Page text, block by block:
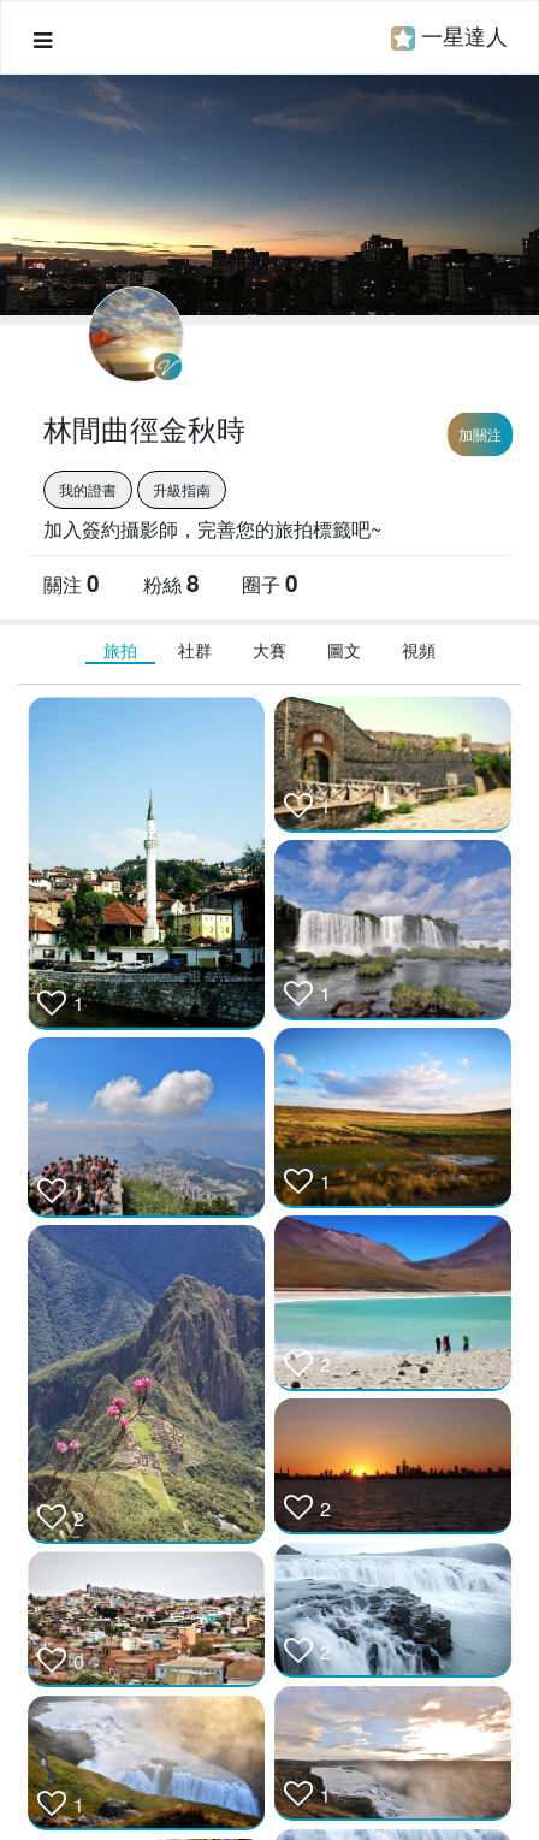
一星達人
林間曲徑金秋時 加關注
我的證書 升級指南
加入簽約攝影師，完善您的旅拍標籤吧~
關注 0 粉絲8 圈子0
旅拍 社群 大賽 圖文 視頻
1
1
2
0
1
1
1
1
2
2
2
1